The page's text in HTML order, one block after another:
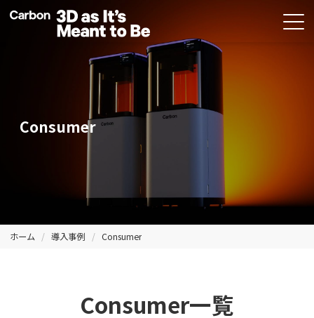
Consumer
ホーム 導入事例 Consumer
Consumer一覧